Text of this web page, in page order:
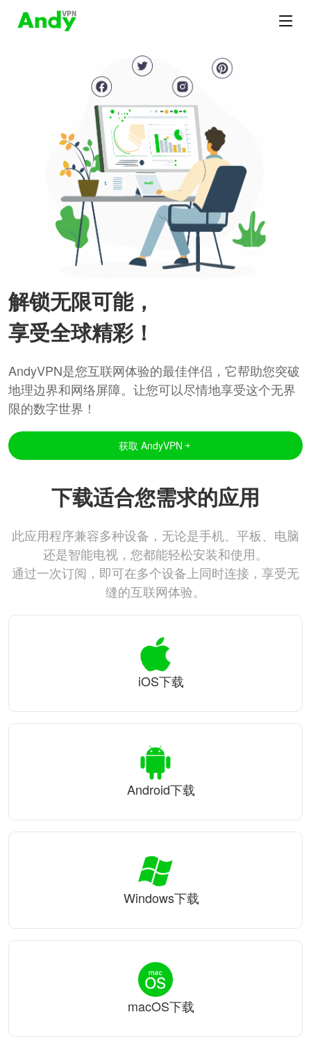
解锁无限可能，
享受全球精彩！
AndyVPN是您互联网体验的最佳伴侣，它帮助您突破
地理边界和网络屏障。让您可以尽情地享受这个无界
限的数字世界！
获取 AndyVPN
下载适合您需求的应用
此应用程序兼容多种设备，无论是手机、平板、电脑
还是智能电视，您都能轻松安装和使用。
通过一次订阅，即可在多个设备上同时连接，享受无
缝的互联网体验。
iOS下载
Android下载
Windows下载
macOS下载